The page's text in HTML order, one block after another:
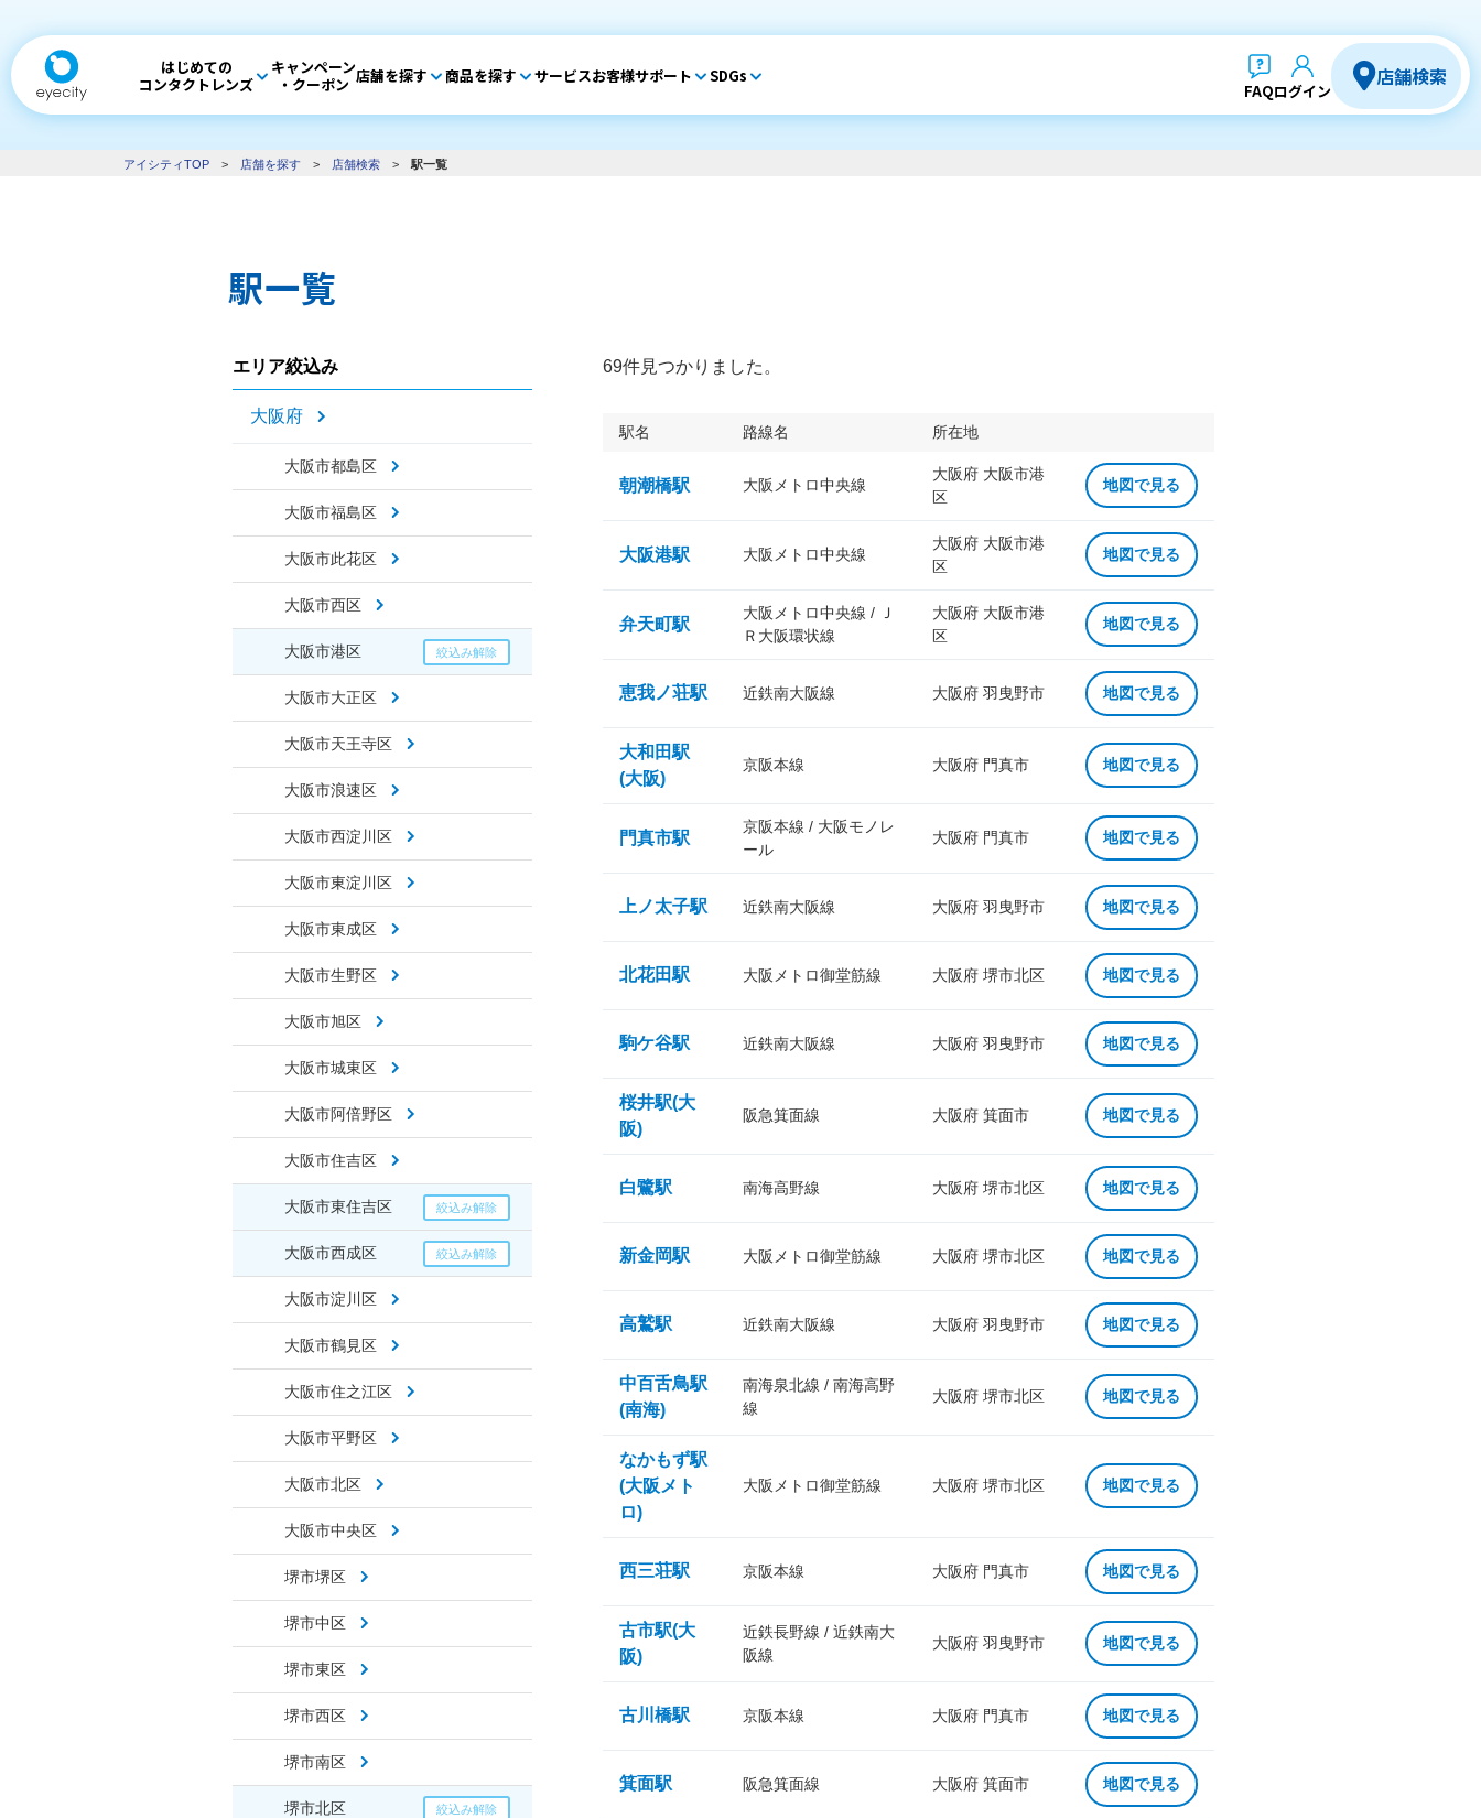
はじめての
コンタクトレンズ
キャンペーン
・クーポン 店舗を探す 商品を探す サービスお客様サポート SDGs
FAQログイン
店舗検索
アイシティTOP > 店舗を探す > 店舗検索 > 駅一覧
駅一覧
エリア絞込み
大阪府
大阪市都島区
大阪市福島区
大阪市此花区
大阪市西区
大阪市港区
大阪市大正区
大阪市天王寺区
大阪市浪速区
大阪市西淀川区
大阪市東淀川区
大阪市東成区
大阪市生野区
大阪市旭区
大阪市城東区
大阪市阿倍野区
大阪市住吉区
大阪市東住吉区
大阪市西成区
大阪市淀川区
大阪市鶴見区
大阪市住之江区
大阪市平野区
大阪市北区
大阪市中央区
堺市堺区
堺市中区
堺市東区
堺市西区
堺市南区
堺市北区
69件見つかりました。
駅名 路線名 所在地
朝潮橋駅 大阪メトロ中央線
大阪府 大阪市港
区
地図で見る
大阪港駅 大阪メトロ中央線
大阪府 大阪市港
区
地図で見る
弁天町駅
大阪メトロ中央線 / Ｊ
Ｒ大阪環状線
大阪府 大阪市港
区
地図で見る
恵我ノ荘駅 近鉄南大阪線 大阪府 羽曳野市 地図で見る
大和田駅
(大阪)
京阪本線 大阪府 門真市 地図で見る
門真市駅
京阪本線 / 大阪モノレ
ール
大阪府 門真市 地図で見る
上ノ太子駅 近鉄南大阪線 大阪府 羽曳野市 地図で見る
北花田駅 大阪メトロ御堂筋線 大阪府 堺市北区 地図で見る
駒ケ谷駅 近鉄南大阪線 大阪府 羽曳野市 地図で見る
桜井駅(大
阪)
阪急箕面線 大阪府 箕面市 地図で見る
白鷺駅 南海高野線 大阪府 堺市北区 地図で見る
新金岡駅 大阪メトロ御堂筋線 大阪府 堺市北区 地図で見る
高鷲駅 近鉄南大阪線 大阪府 羽曳野市 地図で見る
中百舌鳥駅
(南海)
南海泉北線 / 南海高野
線
大阪府 堺市北区 地図で見る
なかもず駅
(大阪メト
ロ)
大阪メトロ御堂筋線 大阪府 堺市北区 地図で見る
西三荘駅 京阪本線 大阪府 門真市 地図で見る
古市駅(大
阪)
近鉄長野線 / 近鉄南大
阪線
大阪府 羽曳野市 地図で見る
古川橋駅 京阪本線 大阪府 門真市 地図で見る
箕面駅 阪急箕面線 大阪府 箕面市 地図で見る